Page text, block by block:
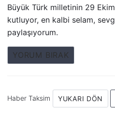
Büyük Türk milletinin 29 Ekim
kutluyor, en kalbi selam, sevgi
paylaşıyorum.
YORUM BIRAK
Haber Taksim YUKARI DÖN